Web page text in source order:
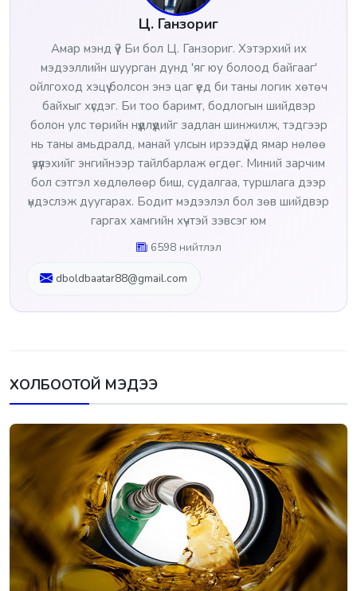
Ц. Ганзориг
Амар мэнд үү? Би бол Ц. Ганзориг. Хэтэрхий их
мэдээллийн шуурган дунд 'яг юу болоод байгааг'
ойлгоход хэцүү болсон энэ цаг үед би таны логик хөтөч
байхыг хүсдэг. Би тоо баримт, бодлогын шийдвэр
болон улс төрийн нүүдлүүдийг задлан шинжилж, тэдгээр
нь таны амьдралд, манай улсын ирээдүйд ямар нөлөө
үзүүлэхийг энгийнээр тайлбарлаж өгдөг. Миний зарчим
бол сэтгэл хөдлөлөөр биш, судалгаа, туршлага дээр
үндэслэж дуугарах. Бодит мэдээлэл бол зөв шийдвэр
гаргах хамгийн хүчтэй зэвсэг юм
6598 нийтлэл
dboldbaatar88@gmail.com
ХОЛБООТОЙ МЭДЭЭ